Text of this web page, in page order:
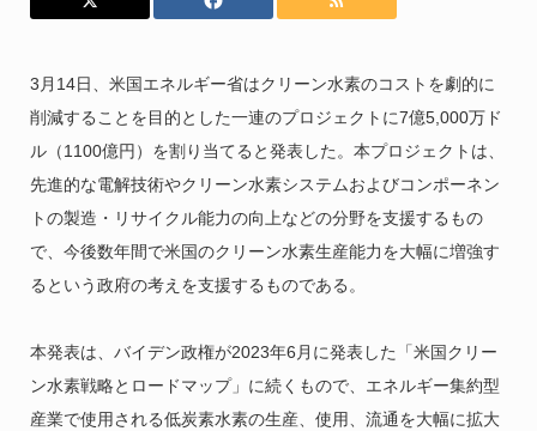
3月14日、米国エネルギー省はクリーン水素のコストを劇的に
削減することを目的とした一連のプロジェクトに7億5,000万ド
ル（1100億円）を割り当てると発表した。本プロジェクトは、
先進的な電解技術やクリーン水素システムおよびコンポーネン
トの製造・リサイクル能力の向上などの分野を支援するもの
で、今後数年間で米国のクリーン水素生産能力を大幅に増強す
るという政府の考えを支援するものである。
本発表は、バイデン政権が2023年6月に発表した「米国クリー
ン水素戦略とロードマップ」に続くもので、エネルギー集約型
産業で使用される低炭素水素の生産、使用、流通を大幅に拡大